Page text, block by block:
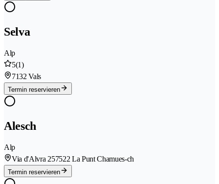
Selva
Alp
5(1)
7132 Vals
Termin reservieren
Alesch
Alp
Via d'Alvra 257522 La Punt Chamues-ch
Termin reservieren